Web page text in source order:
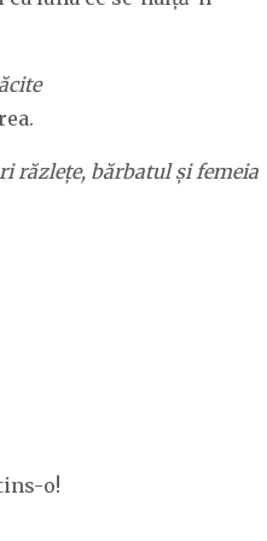
răzlețe, bărbatul și femeia
o!